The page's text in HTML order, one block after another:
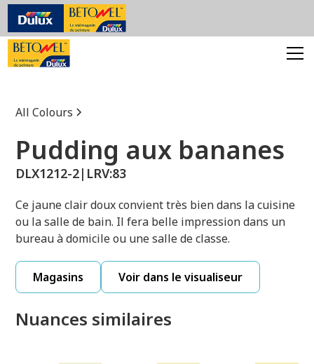
All Colours
Pudding aux bananes
DLX1212-2| LRV:83
Ce jaune clair doux convient très bien dans la cuisine
ou la salle de bain. Il fera belle impression dans un
bureau à domicile ou une salle de classe.
Magasins Voir dans le visualiseur
Nuances similaires